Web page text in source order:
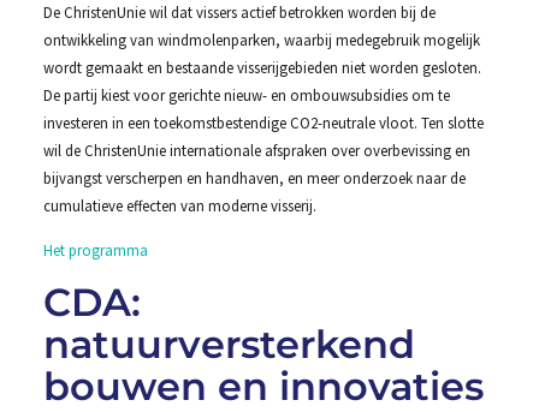
De ChristenUnie wil dat vissers actief betrokken worden bij de
ontwikkeling van windmolenparken, waarbij medegebruik mogelijk
wordt gemaakt en bestaande visserijgebieden niet worden gesloten.
De partij kiest voor gerichte nieuw- en ombouwsubsidies om te
investeren in een toekomstbestendige CO2-neutrale vloot. Ten slotte
wil de ChristenUnie internationale afspraken over overbevissing en
bijvangst verscherpen en handhaven, en meer onderzoek naar de
cumulatieve effecten van moderne visserij.
Het programma
CDA:
natuurversterkend
bouwen en innovaties